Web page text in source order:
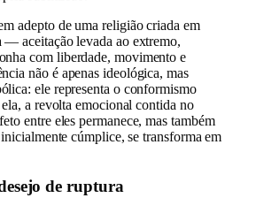
adepto de uma religião criada em
— aceitação levada ao extremo,
com liberdade, movimento e
não é apenas ideológica, mas
ele representa o conformismo
a revolta emocional contida no
entre eles permanece, mas também
cúmplice, se transforma em
de ruptura